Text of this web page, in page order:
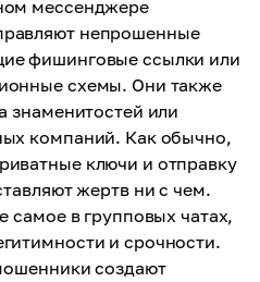
мессенджере
непрошенные
фишинговые ссылки или
схемы. Они также
знаменитостей или
компаний. Как обычно,
ключи и отправку
жертв ни с чем.
самое в групповых чатах,
и срочности.
создают